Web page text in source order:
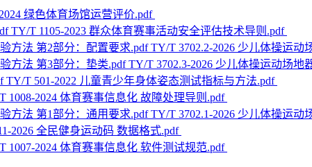
绿色体育场馆运营评价.pdf
TY/T 1105-2023 群众体育赛事活动安全评估技术导则.pdf
TY/T 3702.2-2026 少儿体操运
TY/T 3702.3-2026 少儿体操运动场
TY/T 501-2022 儿童青少年身体姿态测试指标与方法.pdf
1008-2024 体育赛事信息化 故障处理导则.pdf
TY/T 3702.1-2026 少儿体操运
2026 全民健身运动码 数据格式.pdf
1007-2024 体育赛事信息化 软件测试规范.pdf